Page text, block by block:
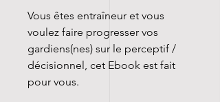
Vous êtes entraîneur et vous
voulez faire progresser vos
gardiens(nes) sur le perceptif /
décisionnel, cet Ebook est fait
pour vous.